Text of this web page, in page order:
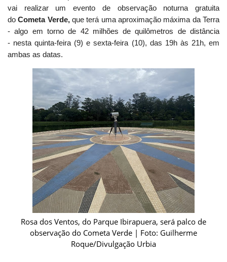
vai realizar um evento de observação noturna gratuita
do Cometa Verde,que terá uma aproximação máxima da Terra
- algo em torno de 42 milhões de quilômetros de distância
- nesta quinta-feira (9) e sexta-feira (10), das 19h às 21h, em
ambas as datas.
Rosa dos Ventos, do Parque Ibirapuera, será palco de
observação do Cometa Verde | Foto: Guilherme
Roque/Divulgação Urbia